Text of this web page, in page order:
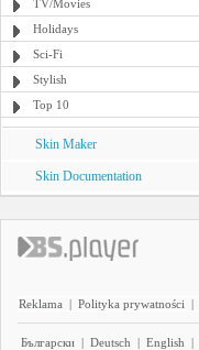
TV/Movies
Holidays
Sci-Fi
Stylish
Top 10
Skin Maker
Skin Documentation
Reklama | Polityka prywatności |
Български | Deutsch | English |